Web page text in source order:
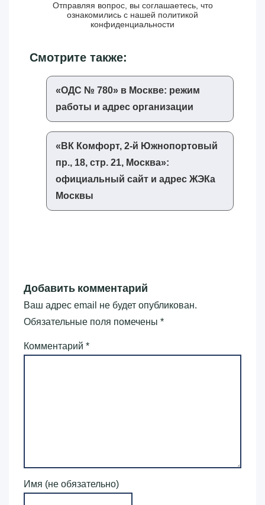
Отправляя вопрос, вы соглашаетесь, что
ознакомились с нашей политикой
конфиденциальности
Смотрите также:
«‎ОДС № 780»‎ в Москве: режим
работы и адрес организации
«‎ВК Комфорт, 2-й Южнопортовый
пр., 18, стр. 21, Москва»‎:
официальный сайт и адрес ЖЭКа
Москвы
Добавить комментарий
Ваш адрес email не будет опубликован.
Обязательные поля помечены *
Комментарий *
Имя (не обязательно)